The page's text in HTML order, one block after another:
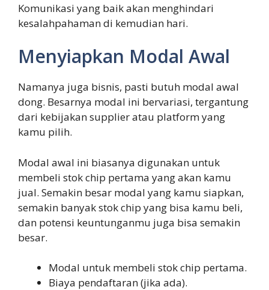
Komunikasi yang baik akan menghindari
kesalahpahaman di kemudian hari.
Menyiapkan Modal Awal
Namanya juga bisnis, pasti butuh modal awal
dong. Besarnya modal ini bervariasi, tergantung
dari kebijakan supplier atau platform yang
kamu pilih.
Modal awal ini biasanya digunakan untuk
membeli stok chip pertama yang akan kamu
jual. Semakin besar modal yang kamu siapkan,
semakin banyak stok chip yang bisa kamu beli,
dan potensi keuntunganmu juga bisa semakin
besar.
Modal untuk membeli stok chip pertama.
Biaya pendaftaran (jika ada).